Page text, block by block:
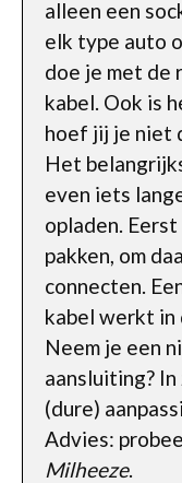
alleen een
elk type auto
doe je met de
kabel. Ook is
hoef jij je niet
Het
even iets
opladen.
pakken, om
connecten.
kabel werkt in
Neem je een
aansluiting? In
(dure)
Advies:
Milheeze.